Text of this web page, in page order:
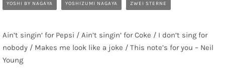
YOSHI BY NAGAYA YOSHIZUMI NAGAYA ZWEI STERNE
Ain’t singin‘ for Pepsi / Ain’t singin‘ for Coke / I don’t sing for
nobody / Makes me look like a joke / This note’s for you – Neil
Young